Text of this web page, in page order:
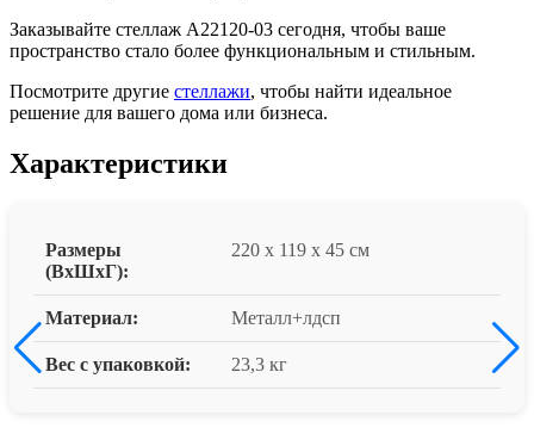
Заказывайте стеллаж A22120-03 сегодня, чтобы ваше
пространство стало более функциональным и стильным.
Посмотрите другие стеллажи, чтобы найти идеальное
решение для вашего дома или бизнеса.
Характеристики
Размеры
(ВxШxГ):
220 x 119 x 45 см
Материал: Металл+лдсп
Вес с упаковкой: 23,3 кг